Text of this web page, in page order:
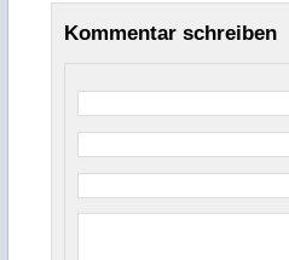
Kommentar schreiben